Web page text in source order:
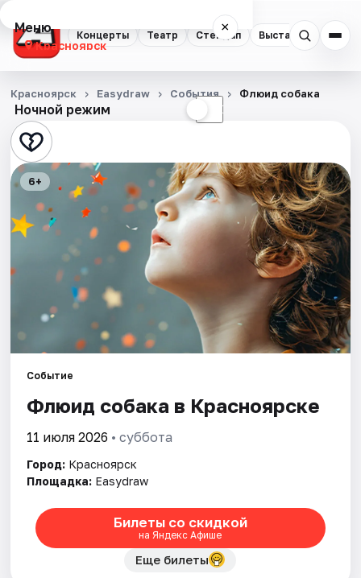
Концерты Театр Стендап Выставки
Меню ×
Красноярск
Концерты
Театр
Стендап
Выставки
Квесты
Экскурсии
Спорт
Города
Площадки
Артисты
Рейтинги
Ночной режим ☾
Красноярск Easydraw События Флюид собака
6+
Событие
Флюид собака в Красноярске
11 июля 2026 • суббота
Город: Красноярск
Площадка: Easydraw
Билеты со скидкой
на Яндекс Афише
Еще билеты